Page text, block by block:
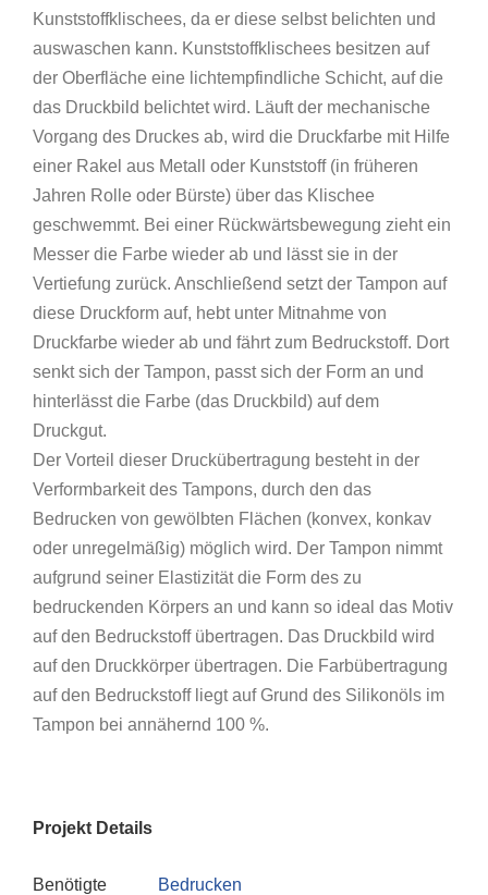
Kunststoffklischees, da er diese selbst belichten und
auswaschen kann. Kunststoffklischees besitzen auf
der Oberfläche eine lichtempfindliche Schicht, auf die
das Druckbild belichtet wird. Läuft der mechanische
Vorgang des Druckes ab, wird die Druckfarbe mit Hilfe
einer Rakel aus Metall oder Kunststoff (in früheren
Jahren Rolle oder Bürste) über das Klischee
geschwemmt. Bei einer Rückwärtsbewegung zieht ein
Messer die Farbe wieder ab und lässt sie in der
Vertiefung zurück. Anschließend setzt der Tampon auf
diese Druckform auf, hebt unter Mitnahme von
Druckfarbe wieder ab und fährt zum Bedruckstoff. Dort
senkt sich der Tampon, passt sich der Form an und
hinterlässt die Farbe (das Druckbild) auf dem
Druckgut.
Der Vorteil dieser Druckübertragung besteht in der
Verformbarkeit des Tampons, durch den das
Bedrucken von gewölbten Flächen (konvex, konkav
oder unregelmäßig) möglich wird. Der Tampon nimmt
aufgrund seiner Elastizität die Form des zu
bedruckenden Körpers an und kann so ideal das Motiv
auf den Bedruckstoff übertragen. Das Druckbild wird
auf den Druckkörper übertragen. Die Farbübertragung
auf den Bedruckstoff liegt auf Grund des Silikonöls im
Tampon bei annähernd 100 %.
Projekt Details
Benötigte
Bedrucken